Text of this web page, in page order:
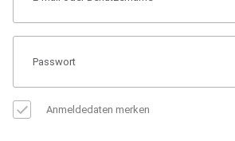
Anmeldedaten merken